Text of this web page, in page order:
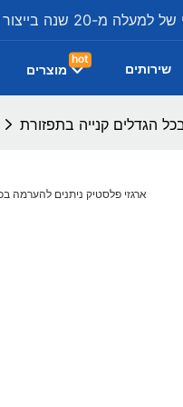
מוצרים
hot
שירותים
הגדלים קנייה בתפזורת